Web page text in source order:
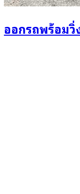
ออกรถพร้อมวิ่